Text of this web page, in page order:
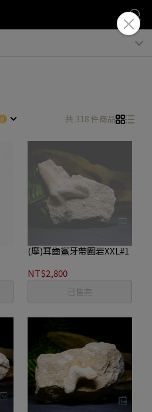
共 318 件商品
(摩)耳齒鯊牙帶圍岩XXL#1
NT$2,800
已售完